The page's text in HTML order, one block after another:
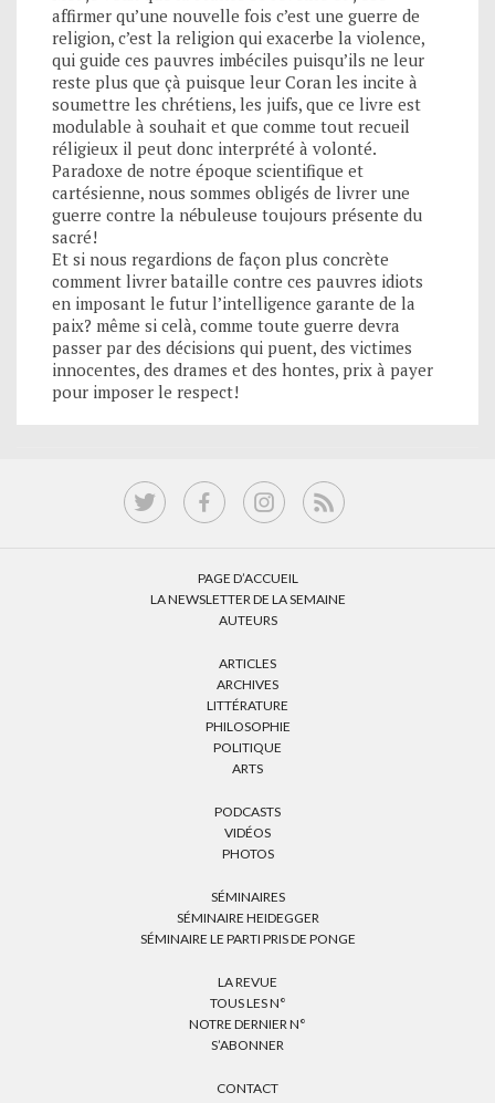
affirmer qu’une nouvelle fois c’est une guerre de
religion, c’est la religion qui exacerbe la violence,
qui guide ces pauvres imbéciles puisqu’ils ne leur
reste plus que çà puisque leur Coran les incite à
soumettre les chrétiens, les juifs, que ce livre est
modulable à souhait et que comme tout recueil
réligieux il peut donc interprété à volonté.
Paradoxe de notre époque scientifique et
cartésienne, nous sommes obligés de livrer une
guerre contre la nébuleuse toujours présente du
sacré!
Et si nous regardions de façon plus concrète
comment livrer bataille contre ces pauvres idiots
en imposant le futur l’intelligence garante de la
paix? même si celà, comme toute guerre devra
passer par des décisions qui puent, des victimes
innocentes, des drames et des hontes, prix à payer
pour imposer le respect!
PAGE D’ACCUEIL
LA NEWSLETTER DE LA SEMAINE
AUTEURS
ARTICLES
ARCHIVES
LITTÉRATURE
PHILOSOPHIE
POLITIQUE
ARTS
PODCASTS
VIDÉOS
PHOTOS
SÉMINAIRES
SÉMINAIRE HEIDEGGER
SÉMINAIRE LE PARTI PRIS DE PONGE
LA REVUE
TOUS LES N°
NOTRE DERNIER N°
S’ABONNER
CONTACT